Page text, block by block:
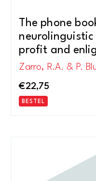
The phone
profit and
Zarro, R.A. & P.
€22,75
BESTEL